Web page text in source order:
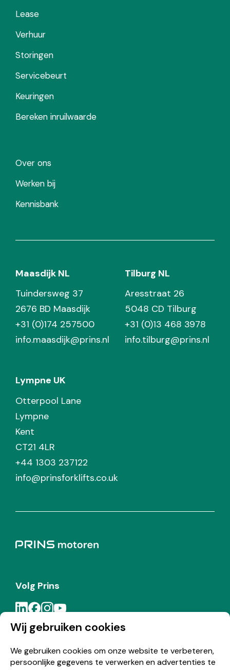
Wij gebruiken cookies
We gebruiken cookies om onze website te verbeteren,
persoonlijke gegevens te verwerken en advertenties te
Lease
Verhuur
Storingen
Servicebeurt
Keuringen
Bereken inruilwaarde
Over ons
Werken bij
Kennisbank
Maasdijk NL
Tuindersweg 37
2676 BD Maasdijk
+31 (0)174 257500
info.maasdijk@prins.nl
Tilburg NL
Aresstraat 26
5048 CD Tilburg
+31 (0)13 468 3978
info.tilburg@prins.nl
Lympne UK
Otterpool Lane
Lympne
Kent
CT21 4LR
+44 1303 237122
info@prinsforklifts.co.uk
Volg Prins
Meld je aan voor de Prins nieuwsbrief